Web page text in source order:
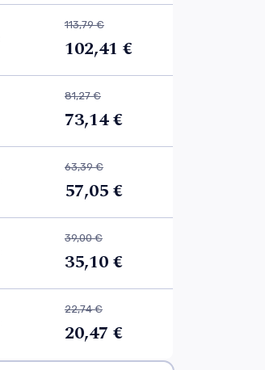
113,79 €
102,41 €
81,27 €
73,14 €
63,39 €
57,05 €
39,00 €
35,10 €
22,74 €
20,47 €